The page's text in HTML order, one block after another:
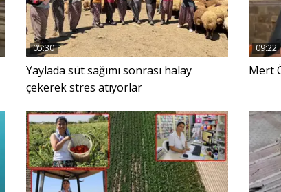
05:30
Yaylada süt sağımı sonrası halay
çekerek stres atıyorlar
09:22
Mert